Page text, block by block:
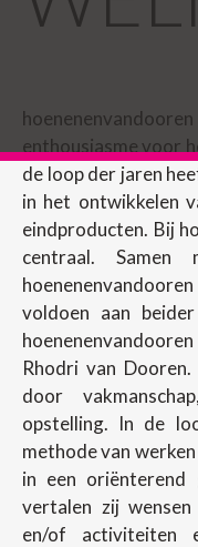
enthousiasme voor
de loop der jaren
in het ontwikkelen
eindproducten. Bij
centraal.
voldoen aan
Rhodri van
door
opstelling. In de
methode van
in een oriënterend
vertalen zij
en/of activiteiten